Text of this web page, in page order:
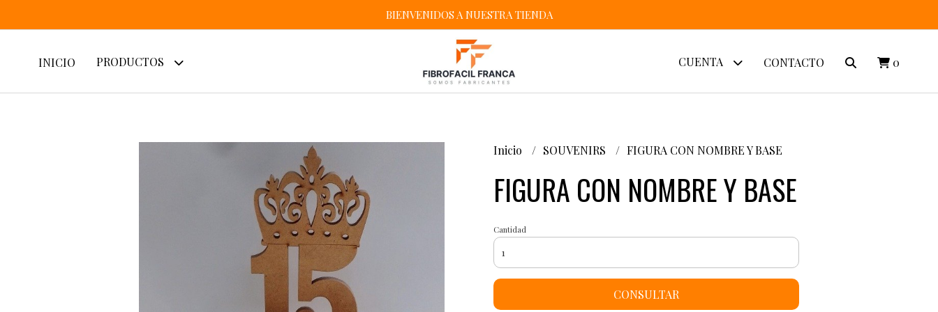
BIENVENIDOS A NUESTRA TIENDA
INICIO PRODUCTOS CUENTA CONTACTO 0
Inicio SOUVENIRS FIGURA CON NOMBRE Y BASE
FIGURA CON NOMBRE Y BASE
Cantidad
CONSULTAR